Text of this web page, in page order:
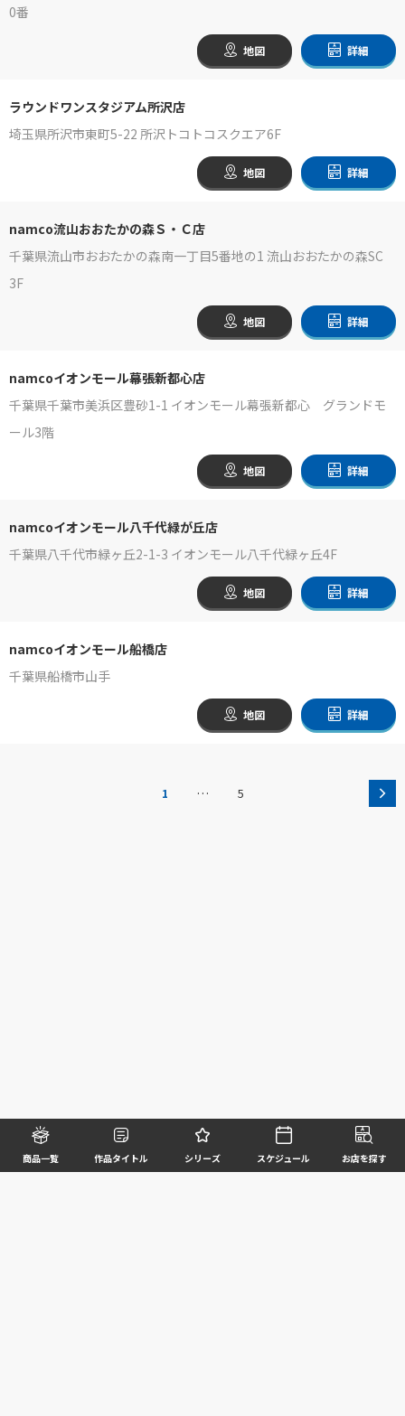
商品一覧 作品タイトル シリーズ スケジュール お店を探す
0番
地図 詳細
ラウンドワンスタジアム所沢店
埼玉県所沢市東町5-22 所沢トコトコスクエア6F
地図 詳細
namco流山おおたかの森Ｓ・Ｃ店
千葉県流山市おおたかの森南一丁目5番地の1 流山おおたかの森SC
3F
地図 詳細
namcoイオンモール幕張新都心店
千葉県千葉市美浜区豊砂1-1 イオンモール幕張新都心 グランドモ
ール3階
地図 詳細
namcoイオンモール八千代緑が丘店
千葉県八千代市緑ヶ丘2-1-3 イオンモール八千代緑ヶ丘4F
地図 詳細
namcoイオンモール船橋店
千葉県船橋市山手
地図 詳細
1 … 5